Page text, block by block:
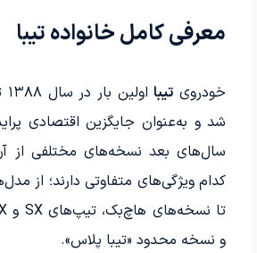
معرفی کامل خانواده تیبا
خودروی تیبا
شد و به‌عنوان جایگزین اقتصادی
سال‌های بعد نسخه‌های مختلفی از
کدام ویژگی­‌های متفاوتی دارند؛ از
و نسخه‌ محدود «تیبا پلاس».